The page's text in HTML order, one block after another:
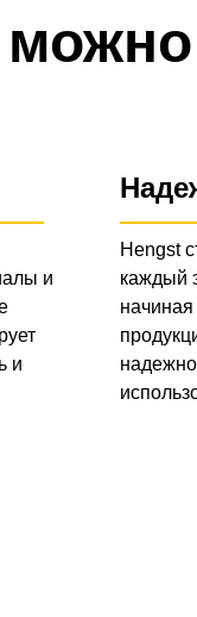
и
и
Hengst
каждый
начиная